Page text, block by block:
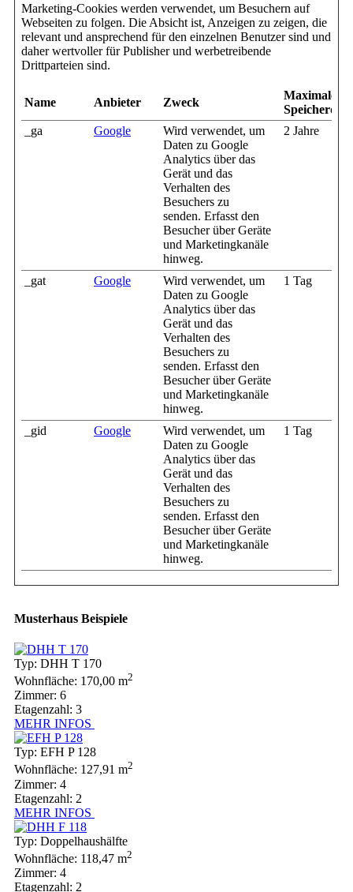
Marketing-Cookies werden verwendet, um Besuchern auf
Webseiten zu folgen. Die Absicht ist, Anzeigen zu zeigen, die
relevant und ansprechend für den einzelnen Benutzer sind und
daher wertvoller für Publisher und werbetreibende
Drittparteien sind.
Name Anbieter Zweck
Maximale
_ga
Google
Wird verwendet, um
Daten zu Google
Analytics über das
Gerät und das
Verhalten des
Besuchers zu
senden. Erfasst den
Besucher über Geräte
und Marketingkanäle
hinweg.
2 Jahre
_gat Google
Wird verwendet, um
Daten zu Google
Analytics über das
Gerät und das
Verhalten des
Besuchers zu
senden. Erfasst den
Besucher über Geräte
und Marketingkanäle
hinweg.
1 Tag
_gid Google
Wird verwendet, um
Daten zu Google
Analytics über das
Gerät und das
Verhalten des
Besuchers zu
senden. Erfasst den
Besucher über Geräte
und Marketingkanäle
hinweg.
1 Tag
Musterhaus Beispiele
Typ: DHH T 170
Wohnfläche: 170,00 m2
Zimmer: 6
Etagenzahl: 3
MEHR INFOS
Typ: EFH P 128
Wohnfläche: 127,91 m2
Zimmer: 4
Etagenzahl: 2
MEHR INFOS
Typ: Doppelhaushälfte
Wohnfläche: 118,47 m2
Zimmer: 4
Etagenzahl: 2